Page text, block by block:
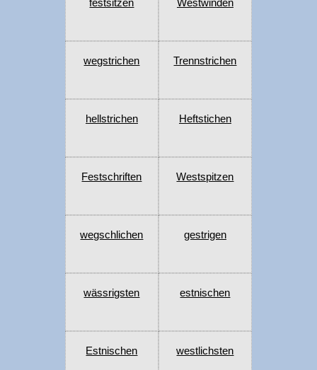
festsitzen Westwinden
wegstrichen Trennstrichen
hellstrichen Heftstichen
Festschriften Westspitzen
wegschlichen gestrigen
wässrigsten estnischen
Estnischen westlichsten